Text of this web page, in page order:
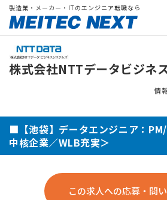
製造業・メーカー・ITのエンジニア転職なら
株式会社NTTデータビジネ
情
■【池袋】データエンジニア：
中核企業／WLB充実＞
この求人への応募・問